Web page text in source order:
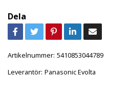
Dela
Artikelnummer: 5410853044789
Leverantör: Panasonic Evolta